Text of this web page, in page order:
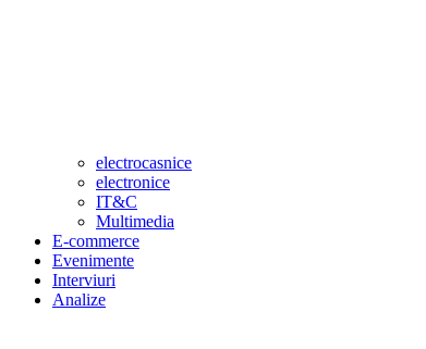
electrocasnice
electronice
IT&C
Multimedia
E-commerce
Evenimente
Interviuri
Analize